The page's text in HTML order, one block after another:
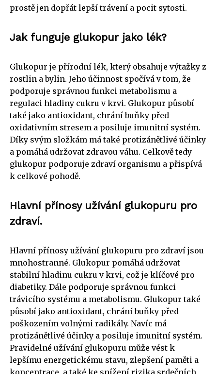
prostě jen dopřát lepší trávení a pocit sytosti.
Jak funguje glukopur jako lék?
Glukopur je přírodní lék, který obsahuje výtažky z
rostlin a bylin. Jeho účinnost spočívá v tom, že
podporuje správnou funkci metabolismu a
regulaci hladiny cukru v krvi. Glukopur působí
také jako antioxidant, chrání buňky před
oxidativním stresem a posiluje imunitní systém.
Díky svým složkám má také protizánětlivé účinky
a pomáhá udržovat zdravou váhu. Celkově tedy
glukopur podporuje zdraví organismu a přispívá
k celkové pohodě.
Hlavní přínosy užívání glukopuru pro
zdraví.
Hlavní přínosy užívání glukopuru pro zdraví jsou
mnohostranné. Glukopur pomáhá udržovat
stabilní hladinu cukru v krvi, což je klíčové pro
diabetiky. Dále podporuje správnou funkci
trávicího systému a metabolismu. Glukopur také
působí jako antioxidant, chrání buňky před
poškozením volnými radikály. Navíc má
protizánětlivé účinky a posiluje imunitní systém.
Pravidelné užívání glukopuru může vést k
lepšímu energetickému stavu, zlepšení paměti a